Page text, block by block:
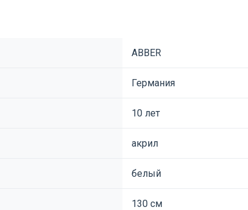
ABBER
Германия
10 лет
акрил
белый
130 см